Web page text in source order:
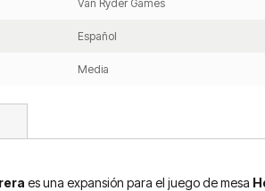
Van Ryder Games
Español
Media
es una expansión para el juego de mesa